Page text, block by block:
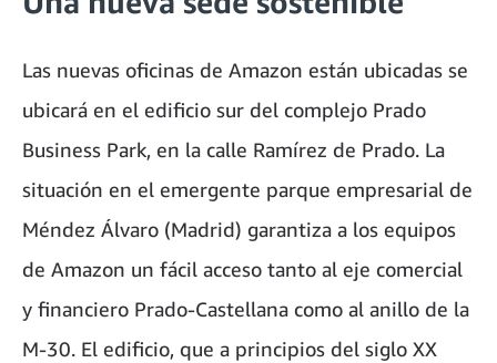
Las nuevas oficinas de Amazon están ubicadas se
ubicará en el edificio sur del complejo Prado
Business Park, en la calle Ramírez de Prado. La
situación en el emergente parque empresarial de
Méndez Álvaro (Madrid) garantiza a los equipos
de Amazon un fácil acceso tanto al eje comercial
y financiero Prado-Castellana como al anillo de la
M-30. El edificio, que a principios del siglo XX